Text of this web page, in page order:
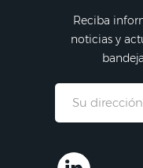
Reciba
noticias y